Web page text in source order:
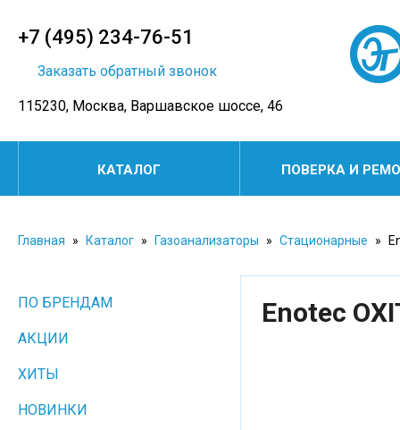
+7 (495) 234-76-51
Заказать обратный звонок
115230, Москва, Варшавское шоссе, 46
КАТАЛОГ ПОВЕРКА И
Главная » Каталог » Газоанализаторы » Стационарные »
Enotec
ПО БРЕНДАМ
АКЦИИ
ХИТЫ
НОВИНКИ